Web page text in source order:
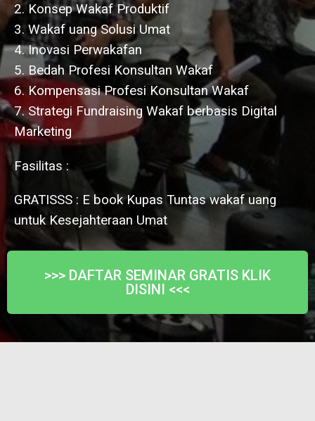
2. Konsep Wakaf Produktif
3. Wakaf uang Solusi Umat
4. Inovasi Perwakafan
5. Bedah Profesi Konsultan Wakaf
6. Kompensasi Profesi Konsultan Wakaf
7. Strategi Fundraising Wakaf berbasis Digital
Marketing
Fasilitas :
GRATISSS : E book Kupas Tuntas wakaf uang
untuk Kesejahteraan Umat
>>> DAFTAR SEMINAR GRATIS KLIK
DISINI <<<